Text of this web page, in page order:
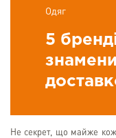
Одяг
5
Не секрет, що майже